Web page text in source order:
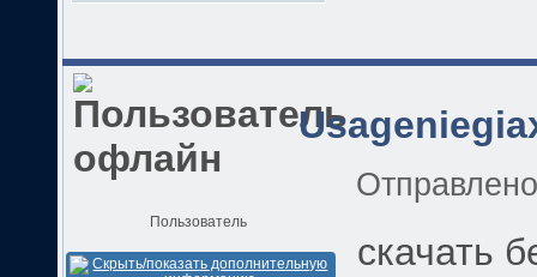
Пользователь
скачать